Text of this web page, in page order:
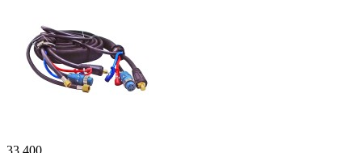
33 400